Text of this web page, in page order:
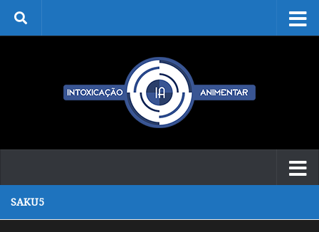
Skip to content
SAKU5